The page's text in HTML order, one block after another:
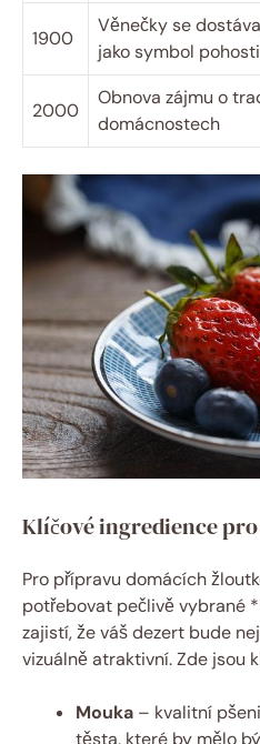
1900
Věnečky se
jako symbol
2000
Obnova zájmu o
domácnostech
Klíčové ingredience
Pro přípravu domácích
potřebovat pečlivě vybrané
zajistí, že váš dezert bude
vizuálně atraktivní. Zde jsou
Mouka – kvalitní
těsta, které by mělo